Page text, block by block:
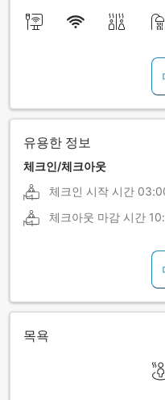
유용한 정보
체크인/체크아웃
체크인 시작 시간
체크아웃 마감 시간
목욕